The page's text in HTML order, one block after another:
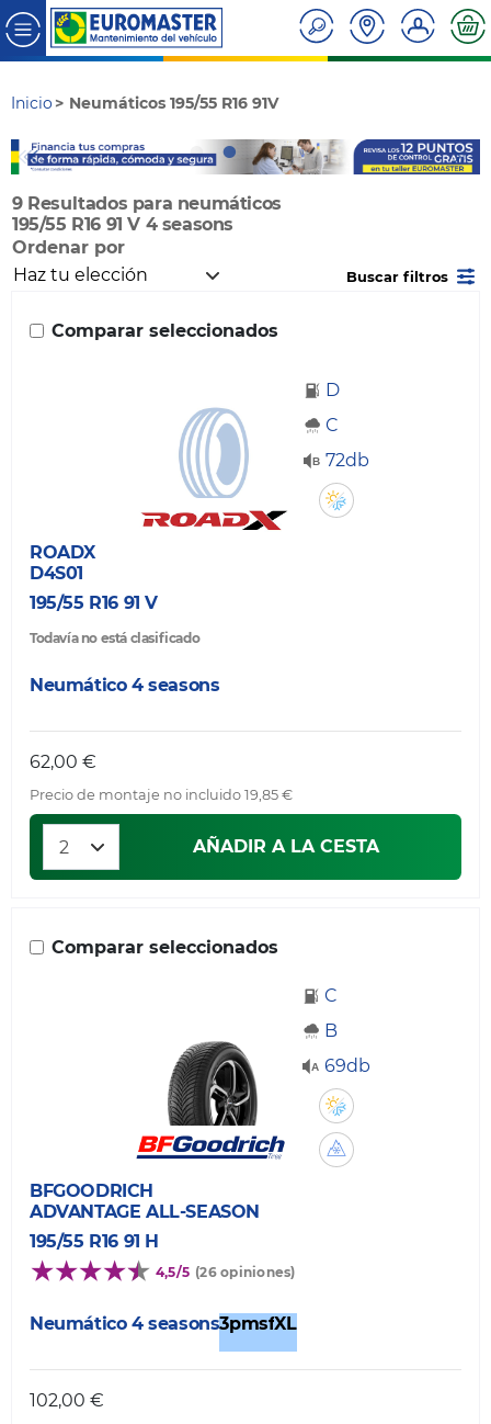
Inicio Neumáticos 195/55 R16 91V
9 Resultados para neumáticos
195/55 R16 91 V 4 seasons
Ordenar por
Buscar filtros
Comparar seleccionados
D
C
72db
ROADX
D4S01
195/55 R16 91 V
Todavía no está clasificado
Neumático 4 seasons
62,00 €
Precio de montaje no incluido 19,85 €
AÑADIR A LA CESTA
Comparar seleccionados
C
B
69db
BFGOODRICH
ADVANTAGE ALL-SEASON
195/55 R16 91 H
4,5/5 (26 opiniones)
Neumático 4 seasons3pmsfXL
102,00 €